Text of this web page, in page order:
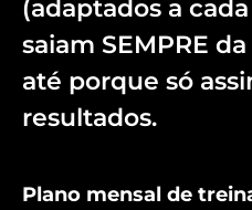
(adaptados a
saiam SEMPRE
até porque só
resultados.
Plano mensal de